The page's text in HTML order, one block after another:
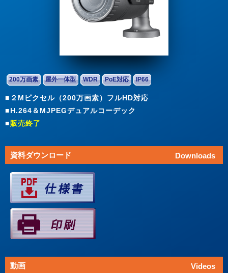
200万画素 屋外一体型 WDR PoE対応 IP66
２Mピクセル（200万画素）フルHD対応
H.264＆MJPEGデュアルコーデック
販売終了
資料ダウンロード Downloads
動画 Videos